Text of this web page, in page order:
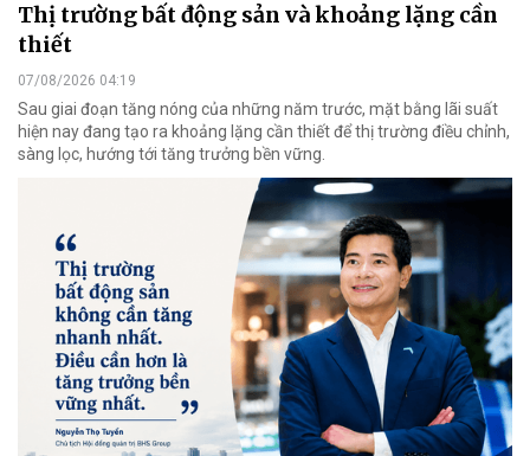
Thị trường bất động sản và khoảng lặng cần
thiết
07/08/2026 04:19
Sau giai đoạn tăng nóng của những năm trước, mặt bằng lãi suất
hiện nay đang tạo ra khoảng lặng cần thiết để thị trường điều chỉnh,
sàng lọc, hướng tới tăng trưởng bền vững.